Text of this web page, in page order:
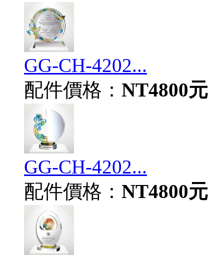
GG-CH-4202...
配件價格： NT4800元
GG-CH-4202...
配件價格： NT4800元